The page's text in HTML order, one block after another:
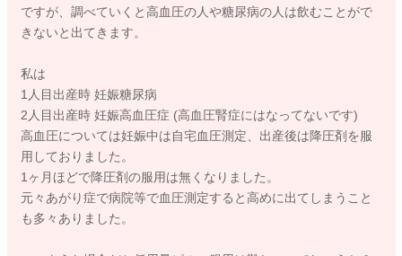
ですが、調べていくと高血圧の人や糖尿病の人は飲むことがで
きないと出てきます。
私は
1人目出産時 妊娠糖尿病
2人目出産時 妊娠高血圧症 (高血圧腎症にはなってないです)
高血圧については妊娠中は自宅血圧測定、出産後は降圧剤を服
用しておりました。
1ヶ月ほどで降圧剤の服用は無くなりました。
元々あがり症で病院等で血圧測定すると高めに出てしまうこと
も多々ありました。